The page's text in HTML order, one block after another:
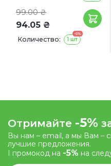
99.00 ₴
94.05 ₴
Количество:
-5%
1 шт
Отримайте -5%
Вы нам – email, а мы Вам –
лучшие предложения.
І промокод на -5% на